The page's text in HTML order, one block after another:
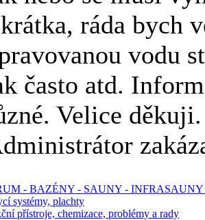
ráda bych
vodu
často atd.
Velice děkuji.
- BAZÉNY - SAUNY -
systémy, plachty
přístroje, chemizace, problémy a rady